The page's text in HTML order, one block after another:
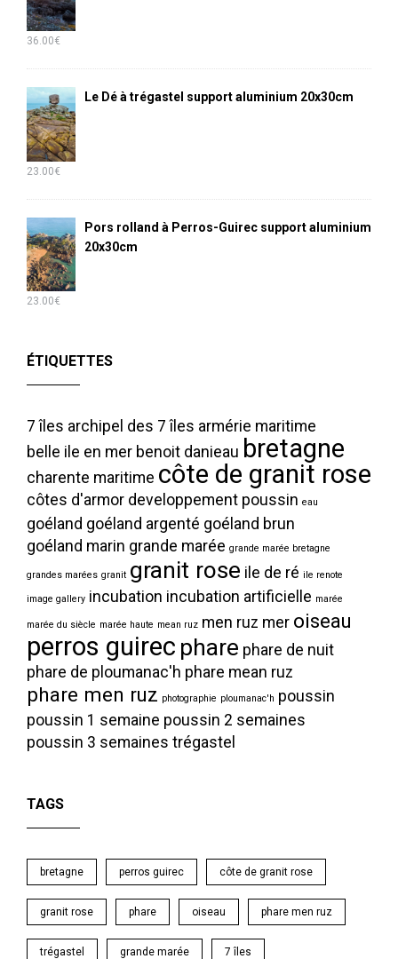
36.00€
Le Dé à trégastel support aluminium 20x30cm
23.00€
Pors rolland à Perros-Guirec support aluminium
20x30cm
23.00€
ÉTIQUETTES
7 îles archipel des 7 îles armérie maritime
belle ile en mer benoit danieau bretagne
charente maritime côte de granit rose
côtes d'armor developpement poussin eau
goéland goéland argenté goéland brun
goéland marin grande marée grande marée bretagne
grandes marées granit granit rose ile de ré ile renote
image gallery incubation incubation artificielle marée
marée du siècle marée haute mean ruz men ruz mer oiseau
perros guirec phare phare de nuit
phare de ploumanac'h phare mean ruz
phare men ruz photographie ploumanac'h poussin
poussin 1 semaine poussin 2 semaines
poussin 3 semaines trégastel
TAGS
bretagne perros guirec côte de granit rose
granit rose phare oiseau phare men ruz
trégastel grande marée 7 îles